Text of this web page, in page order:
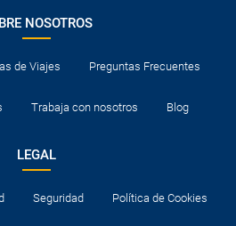
NOSOTROS
de Viajes Preguntas Frecuentes
Trabaja con nosotros Blog
LEGAL
Seguridad Política de Cookies